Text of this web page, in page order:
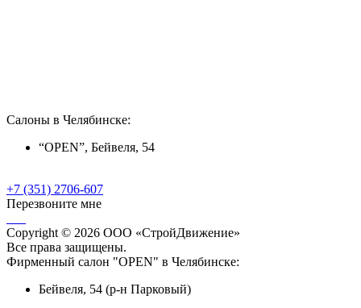
Салоны в Челябинске:
“OPEN”, Бейвеля, 54
+7 (351) 2706-607
Перезвоните мне
Copyright © 2026 ООО «СтройДвижение»
Все права защищены.
Фирменный салон "OPEN" в Челябинске:
Бейвеля, 54 (р-н Парковый)